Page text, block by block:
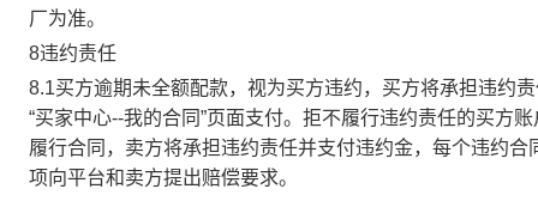
厂为准。
8违约责任
8.1买方逾期未全额配款，视为买方违约，买方将承担违约
“买家中心--我的合同”页面支付。拒不履行违约责任的买方
履行合同，卖方将承担违约责任并支付违约金，每个违约
项向平台和卖方提出赔偿要求。